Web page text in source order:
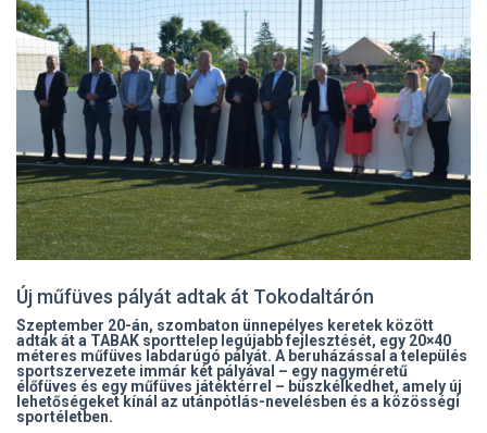
Új műfüves pályát adtak át Tokodaltárón
Szeptember 20-án, szombaton ünnepélyes keretek között
adták át a TABAK sporttelep legújabb fejlesztését, egy 20×40
méteres műfüves labdarúgó pályát. A beruházással a település
sportszervezete immár két pályával – egy nagyméretű
élőfüves és egy műfüves játéktérrel – büszkélkedhet, amely új
lehetőségeket kínál az utánpótlás-nevelésben és a közösségi
sportéletben.